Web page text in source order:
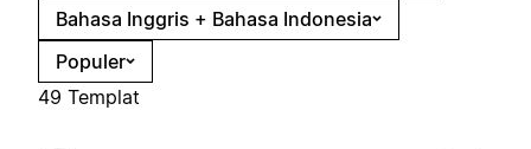
Bahasa Inggris + Bahasa Indonesia
Populer
49 Templat